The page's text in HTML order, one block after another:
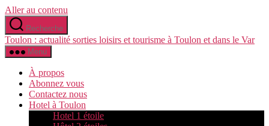
Aller au contenu
Recherche
Toulon : actualité sorties loisirs et tourisme à Toulon et dans le Var
Menu
À propos
Abonnez vous
Contactez nous
Hotel à Toulon
Hotel 1 étoile